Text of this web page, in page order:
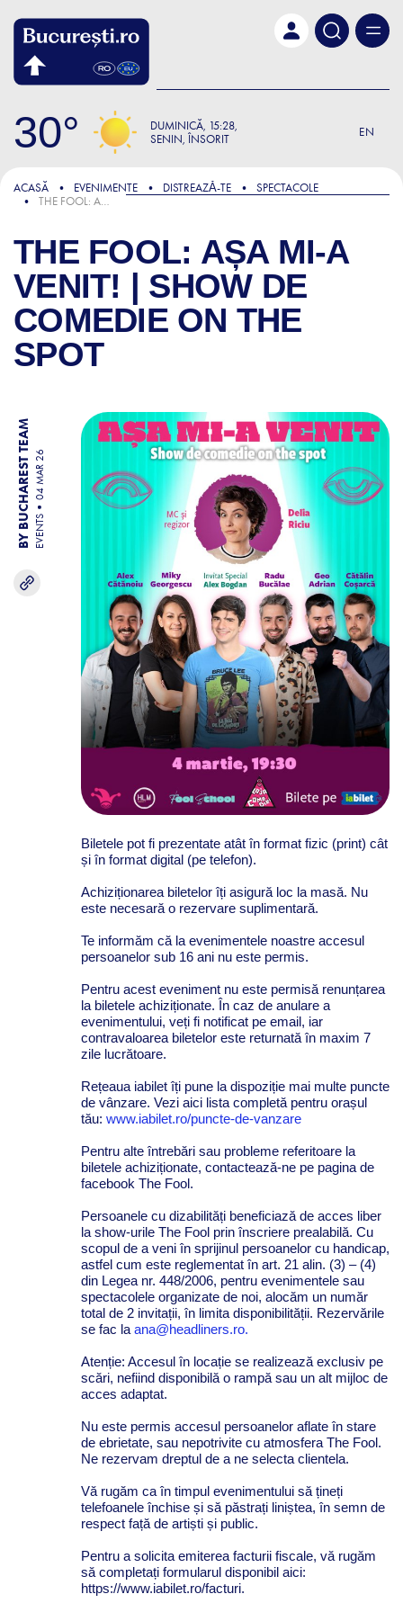
30 DUMINICĂ 15:28
SENIN, ÎNSORIT
EN
ACASĂ EVENIMENTE DISTREAZǍ-TE
SPECTACOLE
THE FOOL: AȘA MI-A VENIT! | SHOW DE COMEDIE ON THE SPOT
THE FOOL: AȘA MI-A
VENIT! | SHOW DE
COMEDIE ON THE
SPOT
BY BUCHAREST TEAM EVENTS
04 MAR 26
Biletele pot fi prezentate atât în format fizic (print) cât
și în format digital (pe telefon).
Achiziționarea biletelor îți asigură loc la masă. Nu
este necesară o rezervare suplimentară.
Te informăm că la evenimentele noastre accesul
persoanelor sub 16 ani nu este permis.
Pentru acest eveniment nu este permisă renunțarea
la biletele achiziționate. În caz de anulare a
evenimentului, veți fi notificat pe email, iar
contravaloarea biletelor este returnată în maxim 7
zile lucrătoare.
Rețeaua iabilet îți pune la dispoziție mai multe puncte
de vânzare. Vezi aici lista completă pentru orașul
tău: www.iabilet.ro/puncte-de-vanzare
Pentru alte întrebări sau probleme referitoare la
biletele achiziționate, contactează-ne pe pagina de
facebook The Fool.
Persoanele cu dizabilități beneficiază de acces liber
la show-urile The Fool prin înscriere prealabilă. Cu
scopul de a veni în sprijinul persoanelor cu handicap,
astfel cum este reglementat în art. 21 alin. (3) – (4)
din Legea nr. 448/2006, pentru evenimentele sau
spectacolele organizate de noi, alocăm un număr
total de 2 invitații, în limita disponibilității. Rezervările
se fac la ana@headliners.ro.
Atenție: Accesul în locație se realizează exclusiv pe
scări, nefiind disponibilă o rampă sau un alt mijloc de
acces adaptat.
Nu este permis accesul persoanelor aflate în stare
de ebrietate, sau nepotrivite cu atmosfera The Fool.
Ne rezervam dreptul de a ne selecta clientela.
Vă rugăm ca în timpul evenimentului să țineți
telefoanele închise și să păstrați liniștea, în semn de
respect față de artiști și public.
Pentru a solicita emiterea facturii fiscale, vă rugăm
să completați formularul disponibil aici:
https://www.iabilet.ro/facturi.